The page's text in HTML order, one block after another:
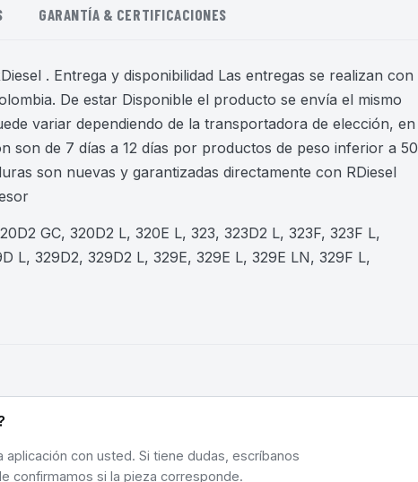
GARANTÍA & CERTIFICACIONES
. Entrega y disponibilidad Las entregas se realizan con
De estar Disponible el producto se envía el mismo
variar dependiendo de la transportadora de elección, en
son de 7 días a 12 días por productos de peso inferior a 50
son nuevas y garantizadas directamente con RDiesel
GC, 320D2 L, 320E L, 323, 323D2 L, 323F, 323F L,
L, 329D2, 329D2 L, 329E, 329E L, 329E LN, 329F L,
con usted. Si tiene dudas, escríbanos
confirmamos si la pieza corresponde.